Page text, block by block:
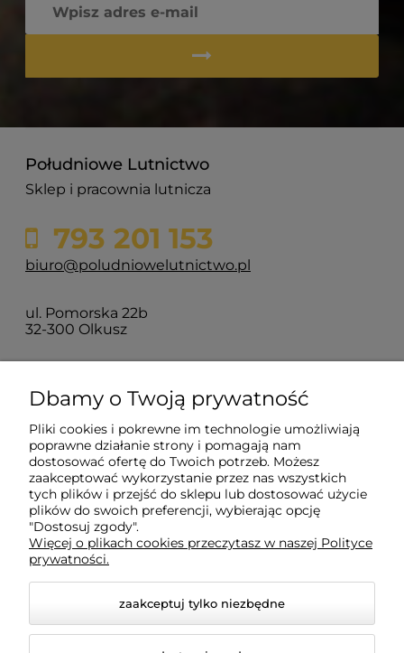
Południowe Lutnictwo
Sklep i pracownia lutnicza
793 201 153
biuro@poludniowelutnictwo.pl
ul. Pomorska 22b
32-300 Olkusz
O nas
Moje konto
Płatności i dostawa
Informacje
Dbamy o Twoją prywatność
Pliki cookies i pokrewne im technologie umożliwiają
poprawne działanie strony i pomagają nam
dostosować ofertę do Twoich potrzeb. Możesz
zaakceptować wykorzystanie przez nas wszystkich
tych plików i przejść do sklepu lub dostosować użycie
plików do swoich preferencji, wybierając opcję
"Dostosuj zgody".
Więcej o plikach cookies przeczytasz w naszej Polityce
prywatności.
zaakceptuj tylko niezbędne